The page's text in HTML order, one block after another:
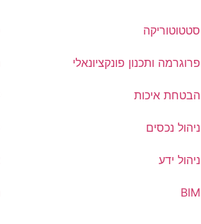
סטטוטוריקה
פרוגרמה ותכנון פונקציונאלי
הבטחת איכות
ניהול נכסים
ניהול ידע
BIM